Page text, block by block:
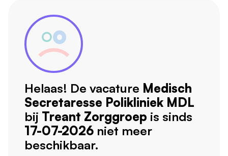
Helaas! De vacature Medisch
Secretaresse Polikliniek MDL
bij Treant Zorggroep is sinds
17-07-2026 niet meer
beschikbaar.